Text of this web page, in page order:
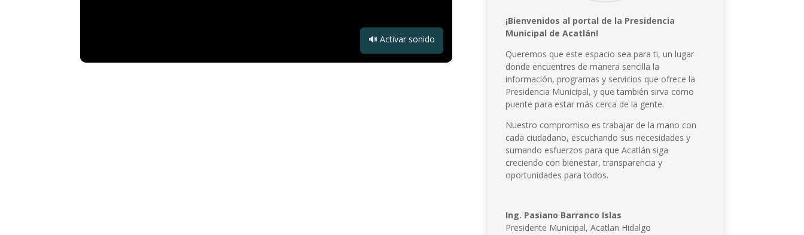
🔊 Activar sonido
¡Bienvenidos al portal de la Presidencia
Municipal de Acatlán!
Queremos que este espacio sea para ti, un lugar
donde encuentres de manera sencilla la
información, programas y servicios que ofrece la
Presidencia Municipal, y que también sirva como
puente para estar más cerca de la gente.
Nuestro compromiso es trabajar de la mano con
cada ciudadano, escuchando sus necesidades y
sumando esfuerzos para que Acatlán siga
creciendo con bienestar, transparencia y
oportunidades para todos.
Ing. Pasiano Barranco Islas
Presidente Municipal, Acatlan Hidalgo